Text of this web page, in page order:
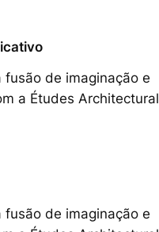
fusão de imaginação e
a Études Architectural
fusão de imaginação e